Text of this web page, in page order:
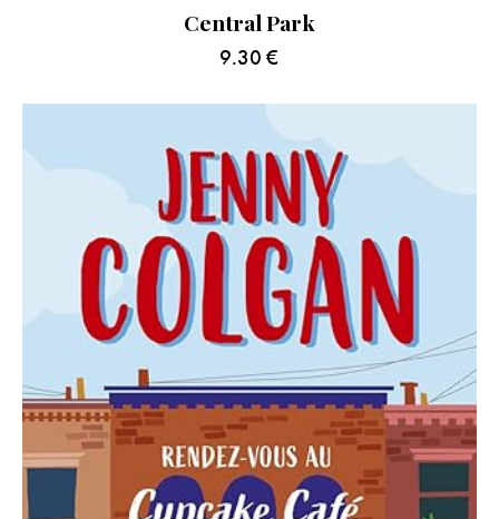
Central Park
9.30 €